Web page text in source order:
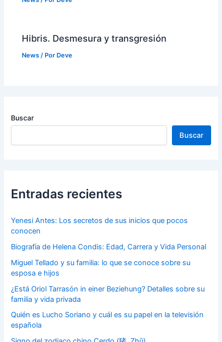
Hibris. Desmesura y transgresión
News / Por Deve
Buscar
Buscar
Entradas recientes
Yenesi Antes: Los secretos de sus inicios que pocos
conocen
Biografía de Helena Condis: Edad, Carrera y Vida Personal
Miguel Tellado y su familia: lo que se conoce sobre su
esposa e hijos
¿Está Oriol Tarrasón in einer Beziehung? Detalles sobre su
familia y vida privada
Quién es Lucho Soriano y cuál es su papel en la televisión
española